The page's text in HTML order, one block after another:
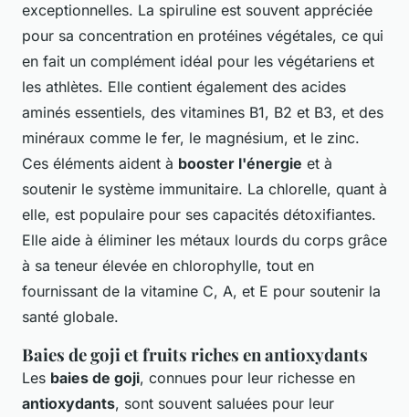
exceptionnelles. La spiruline est souvent appréciée
pour sa concentration en protéines végétales, ce qui
en fait un complément idéal pour les végétariens et
les athlètes. Elle contient également des acides
aminés essentiels, des vitamines B1, B2 et B3, et des
minéraux comme le fer, le magnésium, et le zinc.
Ces éléments aident à booster l'énergie et à
soutenir le système immunitaire. La chlorelle, quant à
elle, est populaire pour ses capacités détoxifiantes.
Elle aide à éliminer les métaux lourds du corps grâce
à sa teneur élevée en chlorophylle, tout en
fournissant de la vitamine C, A, et E pour soutenir la
santé globale.
Baies de goji et fruits riches en antioxydants
Les baies de goji, connues pour leur richesse en
antioxydants, sont souvent saluées pour leur